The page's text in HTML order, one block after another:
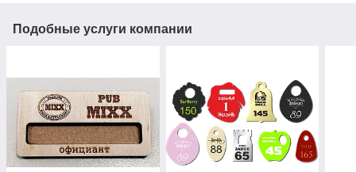
Подобные услуги компании